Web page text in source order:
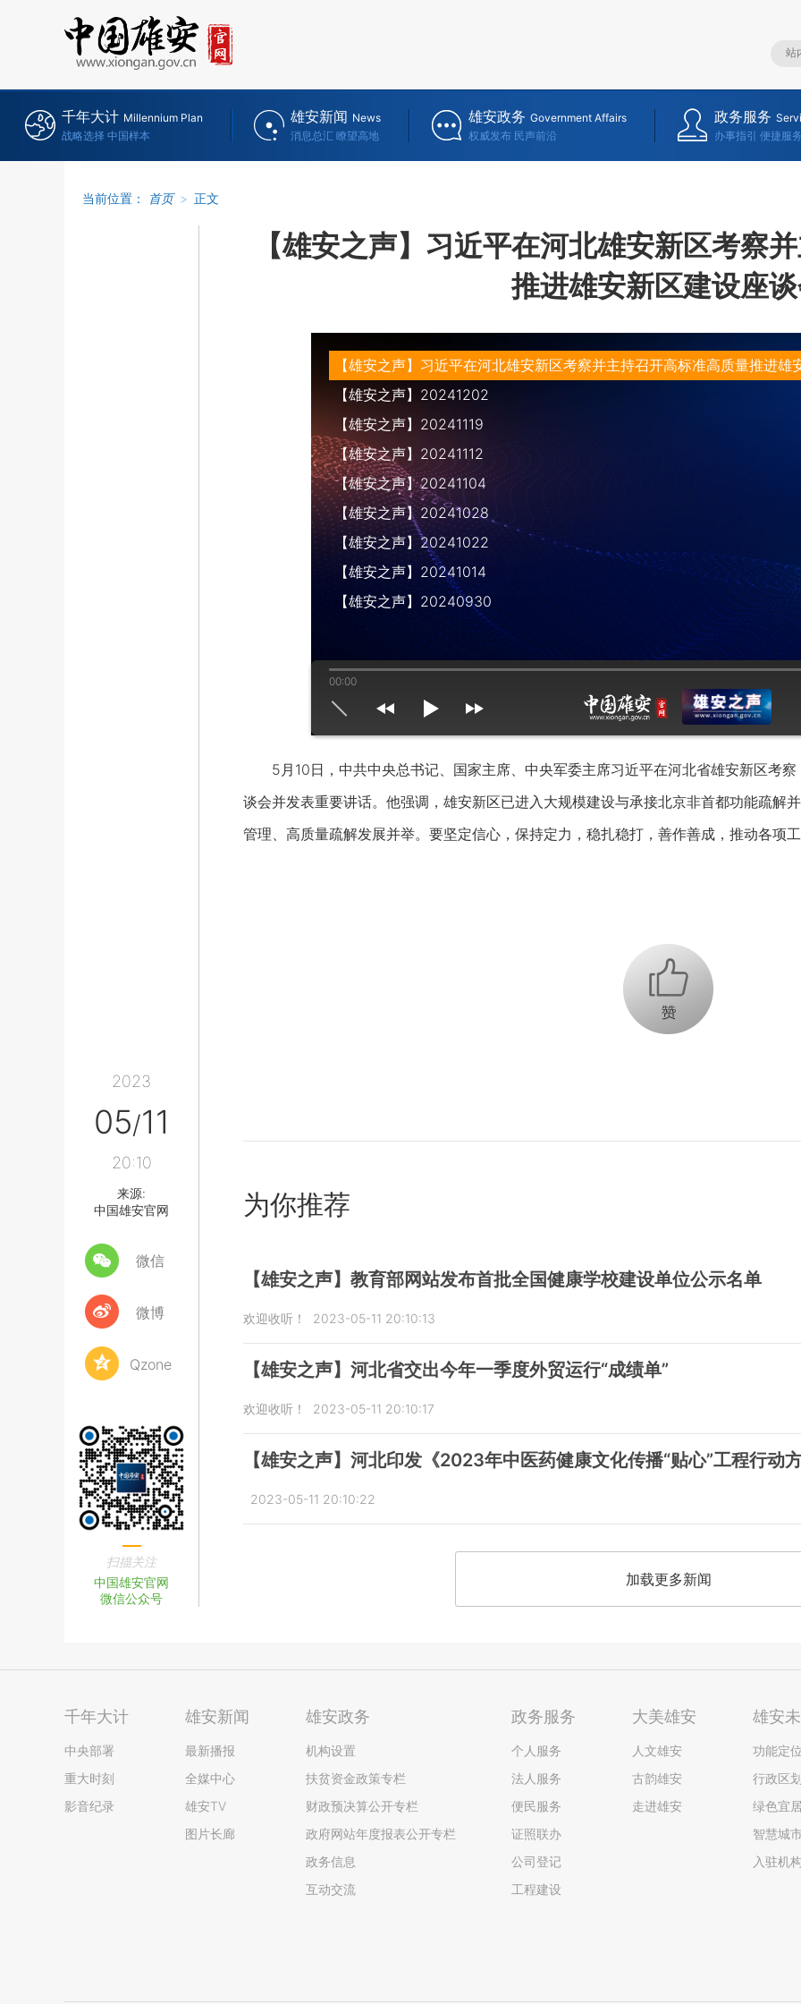
千年大计 Millennium Plan
战略选择 中国样本
雄安新闻 News
消息总汇 瞭望高地
雄安政务 Government Affairs
权威发布 民声前沿
政务服务
办事指引 便捷服
当前位置： 首页 > 正文
2023
05/11
20:10
来源:
中国雄安官网
微信
微博
Qzone
扫描关注
中国雄安官网
微信公众号
【雄安之声】习近平在河北雄安新区考察
推进雄安新区建设座
【雄安之声】习近平在河北雄安新区考察并主持召开高标准高质量推进雄
【雄安之声】20241202
【雄安之声】20241119
【雄安之声】20241112
【雄安之声】20241104
【雄安之声】20241028
【雄安之声】20241022
【雄安之声】20241014
【雄安之声】20240930
00:00
mute max volume
5月10日，中共中央总书记、国家主席、中央军委主席习近平在河北省雄安新区考察
谈会并发表重要讲话。他强调，雄安新区已进入大规模建设与承接北京非首都功能疏解
管理、高质量疏解发展并举。要坚定信心，保持定力，稳扎稳打，善作善成，推动各项
+1
为你推荐
【雄安之声】教育部网站发布首批全国健康学校建设单位公示名单
欢迎收听！ 2023-05-11 20:10:13
【雄安之声】河北省交出今年一季度外贸运行“成绩单”
欢迎收听！ 2023-05-11 20:10:17
【雄安之声】河北印发《2023年中医药健康文化传播“贴心”工程行动
2023-05-11 20:10:22
加载更多新闻
千年大计
中央部署
重大时刻
影音纪录
雄安新闻
最新播报
全媒中心
雄安TV
图片长廊
雄安政务
机构设置
扶贫资金政策专栏
财政预决算公开专栏
政府网站年度报表公开专栏
政务信息
互动交流
政务服务
个人服务
法人服务
便民服务
证照联办
公司登记
工程建设
大美雄安
人文雄安
古韵雄安
走进雄安
雄安
功能定
行政区
绿色宜
智慧城
入驻机